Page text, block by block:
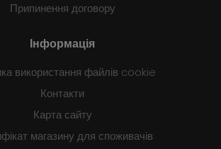
Припинення договору
Інформація
використання файлів cookie
Контакти
Карта сайту
магазину для споживачів